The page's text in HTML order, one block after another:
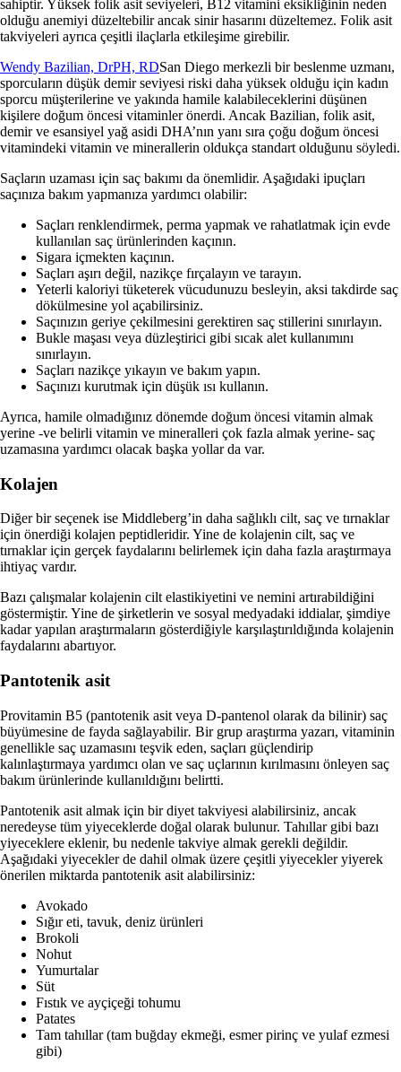
sahiptir. Yüksek folik asit seviyeleri, B12 vitamini eksikliğinin neden
olduğu anemiyi düzeltebilir ancak sinir hasarını düzeltemez. Folik asit
takviyeleri ayrıca çeşitli ilaçlarla etkileşime girebilir.
Wendy Bazilian, DrPH, RDSan Diego merkezli bir beslenme uzmanı,
sporcuların düşük demir seviyesi riski daha yüksek olduğu için kadın
sporcu müşterilerine ve yakında hamile kalabileceklerini düşünen
kişilere doğum öncesi vitaminler önerdi. Ancak Bazilian, folik asit,
demir ve esansiyel yağ asidi DHA’nın yanı sıra çoğu doğum öncesi
vitamindeki vitamin ve minerallerin oldukça standart olduğunu söyledi.
Saçların uzaması için saç bakımı da önemlidir. Aşağıdaki ipuçları
saçınıza bakım yapmanıza yardımcı olabilir:
Saçları renklendirmek, perma yapmak ve rahatlatmak için evde
kullanılan saç ürünlerinden kaçının.
Sigara içmekten kaçının.
Saçları aşırı değil, nazikçe fırçalayın ve tarayın.
Yeterli kaloriyi tüketerek vücudunuzu besleyin, aksi takdirde saç
dökülmesine yol açabilirsiniz.
Saçınızın geriye çekilmesini gerektiren saç stillerini sınırlayın.
Bukle maşası veya düzleştirici gibi sıcak alet kullanımını
sınırlayın.
Saçları nazikçe yıkayın ve bakım yapın.
Saçınızı kurutmak için düşük ısı kullanın.
Ayrıca, hamile olmadığınız dönemde doğum öncesi vitamin almak
yerine -ve belirli vitamin ve mineralleri çok fazla almak yerine- saç
uzamasına yardımcı olacak başka yollar da var.
Kolajen
Diğer bir seçenek ise Middleberg’in daha sağlıklı cilt, saç ve tırnaklar
için önerdiği kolajen peptidleridir. Yine de kolajenin cilt, saç ve
tırnaklar için gerçek faydalarını belirlemek için daha fazla araştırmaya
ihtiyaç vardır.
Bazı çalışmalar kolajenin cilt elastikiyetini ve nemini artırabildiğini
göstermiştir. Yine de şirketlerin ve sosyal medyadaki iddialar, şimdiye
kadar yapılan araştırmaların gösterdiğiyle karşılaştırıldığında kolajenin
faydalarını abartıyor.
Pantotenik asit
Provitamin B5 (pantotenik asit veya D-pantenol olarak da bilinir) saç
büyümesine de fayda sağlayabilir. Bir grup araştırma yazarı, vitaminin
genellikle saç uzamasını teşvik eden, saçları güçlendirip
kalınlaştırmaya yardımcı olan ve saç uçlarının kırılmasını önleyen saç
bakım ürünlerinde kullanıldığını belirtti.
Pantotenik asit almak için bir diyet takviyesi alabilirsiniz, ancak
neredeyse tüm yiyeceklerde doğal olarak bulunur. Tahıllar gibi bazı
yiyeceklere eklenir, bu nedenle takviye almak gerekli değildir.
Aşağıdaki yiyecekler de dahil olmak üzere çeşitli yiyecekler yiyerek
önerilen miktarda pantotenik asit alabilirsiniz:
Avokado
Sığır eti, tavuk, deniz ürünleri
Brokoli
Nohut
Yumurtalar
Süt
Fıstık ve ayçiçeği tohumu
Patates
Tam tahıllar (tam buğday ekmeği, esmer pirinç ve yulaf ezmesi
gibi)